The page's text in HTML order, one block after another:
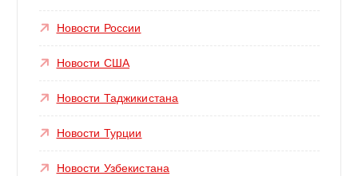
Новости России
Новости США
Новости Таджикистана
Новости Турции
Новости Узбекистана